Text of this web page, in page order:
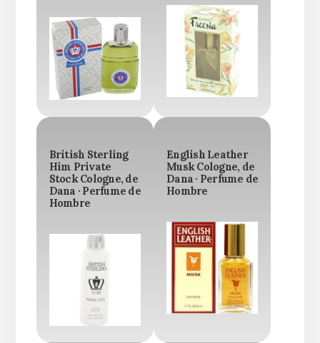
British Sterling
Him Private
Stock Cologne, de
Dana · Perfume de
Hombre
English Leather
Musk Cologne, de
Dana · Perfume de
Hombre